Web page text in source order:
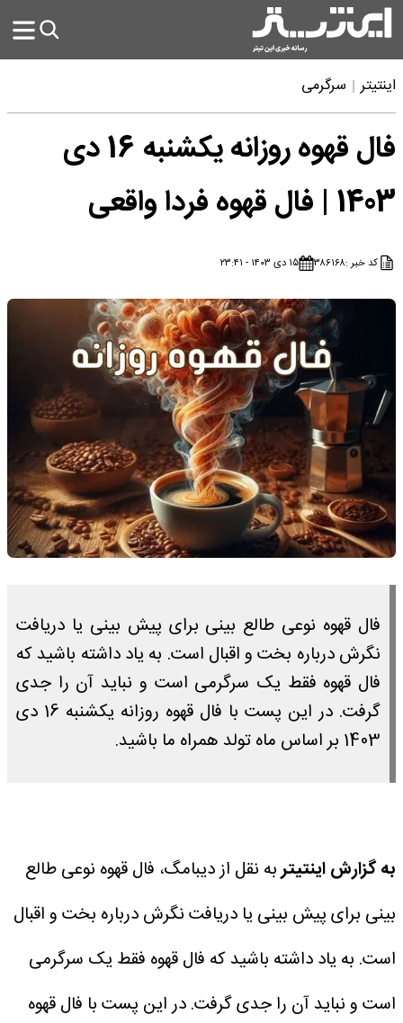
اینتیتر سرگرمی
فال قهوه روزانه یکشنبه 16 دی
1403 | فال قهوه فردا واقعی
کد خبر :۳۸۶۱۶۸ ۱۵ دی ۱۴۰۳ - ۲۳:۴۱
فال قهوه نوعی طالع بینی برای پیش بینی یا دریافت
نگرش درباره بخت و اقبال است. به یاد داشته باشید که
فال قهوه فقط یک سرگرمی است و نباید آن را جدی
گرفت. در این پست با فال قهوه روزانه یکشنبه 16 دی
1403 بر اساس ماه تولد همراه ما باشید.
به گزارش اینتیتربه نقل از دیبامگ، فال قهوه نوعی طالع
بینی برای پیش بینی یا دریافت نگرش درباره بخت و اقبال
است. به یاد داشته باشید که فال قهوه فقط یک سرگرمی
است و نباید آن را جدی گرفت. در این پست با فال قهوه